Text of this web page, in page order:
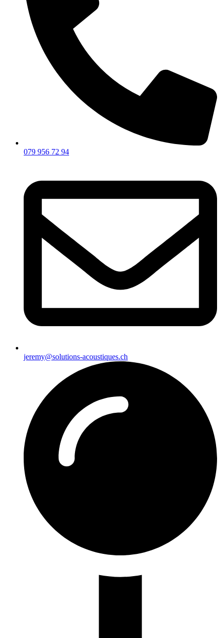
079 956 72 94
jeremy@solutions-acoustiques.ch